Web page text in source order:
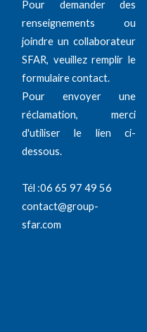
Pour demander des
renseignements ou
joindre un collaborateur
SFAR, veuillez remplir le
formulaire contact.
Pour envoyer une
réclamation, merci
d'utiliser le lien ci-
dessous.
Tél :06 65 97 49 56
contact@group-
sfar.com